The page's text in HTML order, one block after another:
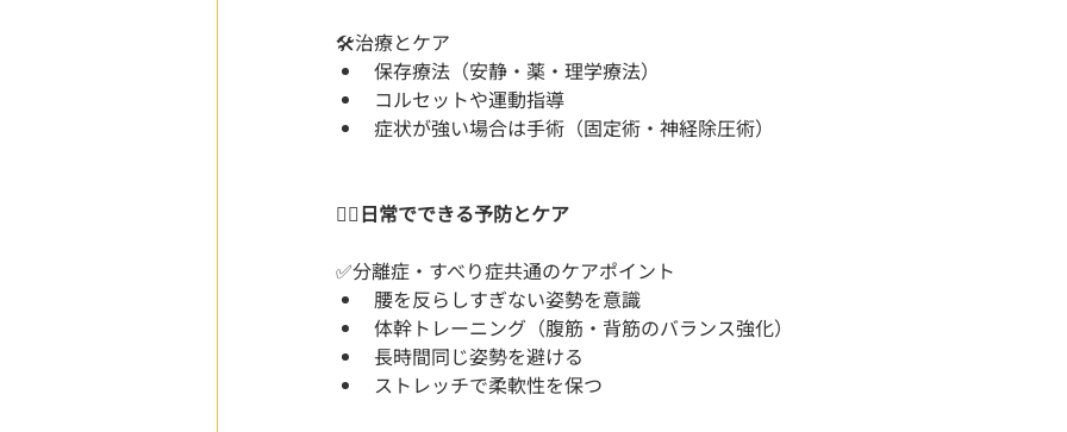
🛠️治療とケア
保存療法（安静・薬・理学療法）
コルセットや運動指導
症状が強い場合は手術（固定術・神経除圧術）
🧘‍♀️日常でできる予防とケア
✅分離症・すべり症共通のケアポイント
腰を反らしすぎない姿勢を意識
体幹トレーニング（腹筋・背筋のバランス強化）
長時間同じ姿勢を避ける
ストレッチで柔軟性を保つ